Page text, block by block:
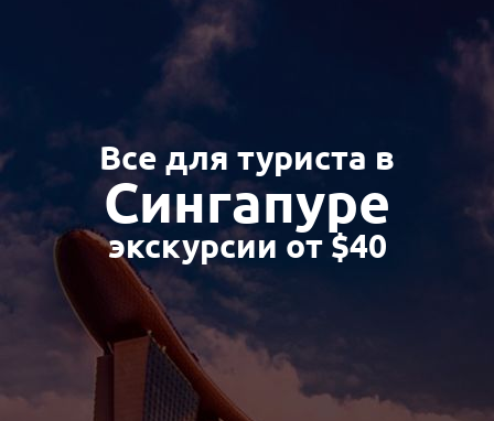
Все для туриста в
Сингапуре
экскурсии от $40